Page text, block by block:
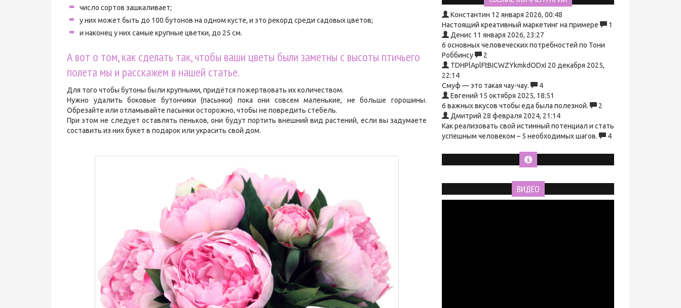
число сортов зашкаливает;
у них может быть до 100 бутонов на одном кусте, и это рекорд среди садовых цветов;
и наконец у них самые крупные цветки, до 25 см.
А вот о том, как сделать так, чтобы ваши цветы были заметны с высоты птичьего
полета мы и расскажем в нашей статье.
Для того чтобы бутоны были крупными, придётся пожертвовать их количеством.
Нужно удалить боковые бутончики (пасынки) пока они совсем маленькие, не больше горошины.
Обрезайте или отламывайте пасынки осторожно, чтобы не повредить стебель.
При этом не следует оставлять пеньков, они будут портить внешний вид растений, если вы задумаете
составить из них букет в подарок или украсить свой дом.
Константин 12 января 2026, 00:48
Настоящий креативный маркетинг на примере
1
Денис 11 января 2026, 23:27
6 основных человеческих потребностей по Тони
Роббинсу
2
TDHPlAplFtBICWZYkmkdODxI 20 декабря 2025,
22:14
Смуф — это такая чау-чау.
4
Евгений 15 октября 2025, 18:51
6 важных вкусов чтобы еда была полезной.
2
Дмитрий 28 февраля 2024, 21:14
Как реализовать свой истинный потенциал и стать
успешным человеком – 5 необходимых шагов.
4
ВИДЕО